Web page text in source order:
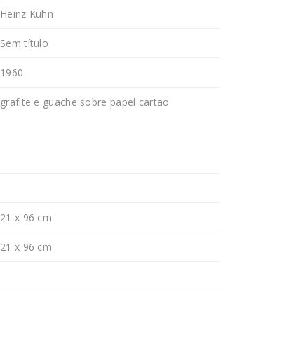
Heinz Kühn
Sem título
1960
grafite e guache sobre papel cartão
21 x 96 cm
21 x 96 cm